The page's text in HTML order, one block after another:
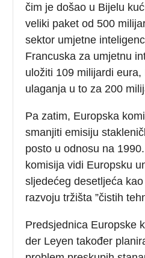
čim je došao u Bijelu
veliki paket od 500
sektor umjetne
Francuska za umjetnu
uložiti 109 milijardi
ulaganja u to za 200
Pa zatim, Europska
smanjiti emisiju
posto u odnosu na
komisija vidi Europsku
sljedećeg desetljeća
razvoju tržišta ”čistih
Predsjednica Europske
der Leyen također